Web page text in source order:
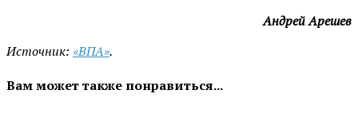
Андрей Арешев
Источник: «ВПА».
Вам может также понравиться...